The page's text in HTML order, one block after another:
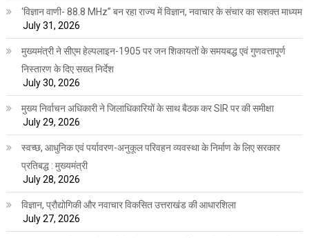
‘विज्ञान वाणी- 88.8 MHz” बन रहा राज्य में विज्ञान, नवाचार के संचार का सशक्त माध्यम
July 31, 2026
मुख्यमंत्री ने सीएम हेल्पलाइन-1905 पर जन शिकायतों के समयबद्ध एवं गुणवत्तापूर्ण
निस्तारण के दिए सख्त निर्देश
July 30, 2026
मुख्य निर्वाचन अधिकारी ने जिलाधिकारियों के साथ बैठक कर SIR पर की समीक्षा
July 29, 2026
स्वच्छ, आधुनिक एवं पर्यावरण-अनुकूल परिवहन व्यवस्था के निर्माण के लिए सरकार
प्रतिबद्ध : मुख्यमंत्री
July 28, 2026
विज्ञान, प्रौद्योगिकी और नवाचार विकसित उत्तराखंड की आधारशिला
July 27, 2026